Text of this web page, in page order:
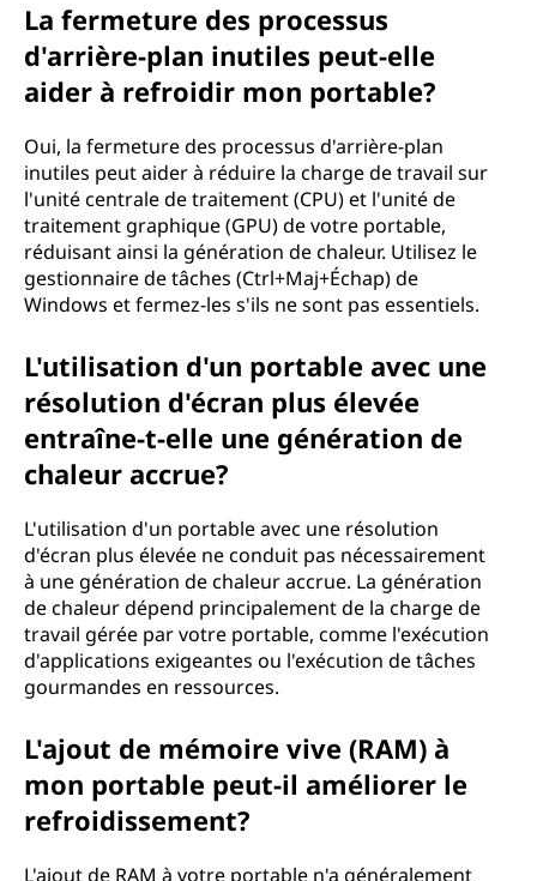
La fermeture des processus
d'arrière-plan inutiles peut-elle
aider à refroidir mon portable?
Oui, la fermeture des processus d'arrière-plan
inutiles peut aider à réduire la charge de travail sur
l'unité centrale de traitement (CPU) et l'unité de
traitement graphique (GPU) de votre portable,
réduisant ainsi la génération de chaleur. Utilisez le
gestionnaire de tâches (Ctrl+Maj+Échap) de
Windows et fermez-les s'ils ne sont pas essentiels.
L'utilisation d'un portable avec une
résolution d'écran plus élevée
entraîne-t-elle une génération de
chaleur accrue?
L'utilisation d'un portable avec une résolution
d'écran plus élevée ne conduit pas nécessairement
à une génération de chaleur accrue. La génération
de chaleur dépend principalement de la charge de
travail gérée par votre portable, comme l'exécution
d'applications exigeantes ou l'exécution de tâches
gourmandes en ressources.
L'ajout de mémoire vive (RAM) à
mon portable peut-il améliorer le
refroidissement?
L'ajout de RAM à votre portable n'a généralement